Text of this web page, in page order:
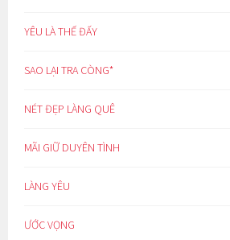
YÊU LÀ THẾ ĐẤY
SAO LẠI TRA CÒNG*
NÉT ĐẸP LÀNG QUÊ
MÃI GIỮ DUYÊN TÌNH
LÀNG YÊU
ƯỚC VỌNG